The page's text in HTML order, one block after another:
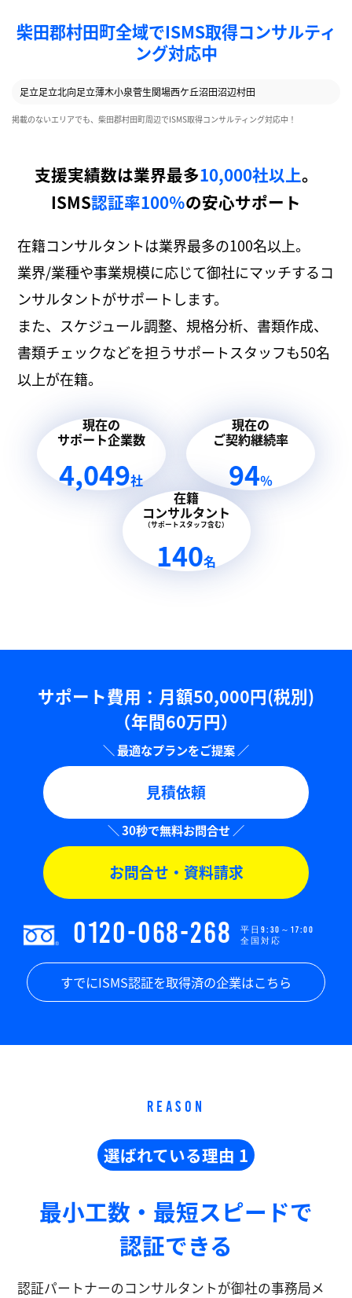
柴田郡村田町全域でISMS取得コンサルティ
ング対応中
足立足立北向足立薄木小泉菅生関場西ケ丘沼田沼辺村田
掲載のないエリアでも、柴田郡村田町周辺でISMS取得コンサルティング対応中！
支援実績数は業界最多10,000社以上。
ISMS認証率100％の安心サポート
在籍コンサルタントは業界最多の100名以上。
業界/業種や事業規模に応じて御社にマッチするコ
ンサルタントがサポートします。
また、スケジュール調整、規格分析、書類作成、
書類チェックなどを担うサポートスタッフも50名
以上が在籍。
現在の
サポート企業数
4,049社
現在の
ご契約継続率
94％
在籍
コンサルタント
（サポートスタッフ含む）
140名
サポート費用：⽉額50,000円(税別)
（年間60万円）
見積依頼
お問合せ・資料請求
0120-068-268
平日9:30～17:00
全国対応
すでにISMS認証を取得済の企業はこちら
REASON
選ばれている理由 1
最小工数・最短スピードで
認証できる
認証パートナーのコンサルタントが御社の事務局メ